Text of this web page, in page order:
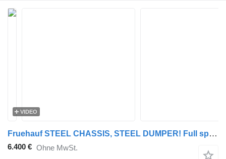
VIDEO
Fruehauf STEEL CHASSIS, STEEL DUMPER! Full spring! TOP condition!
6.400 € Ohne MwSt.